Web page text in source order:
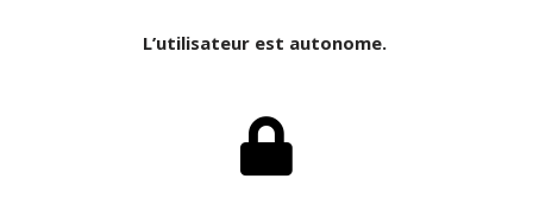
L’utilisateur est autonome.